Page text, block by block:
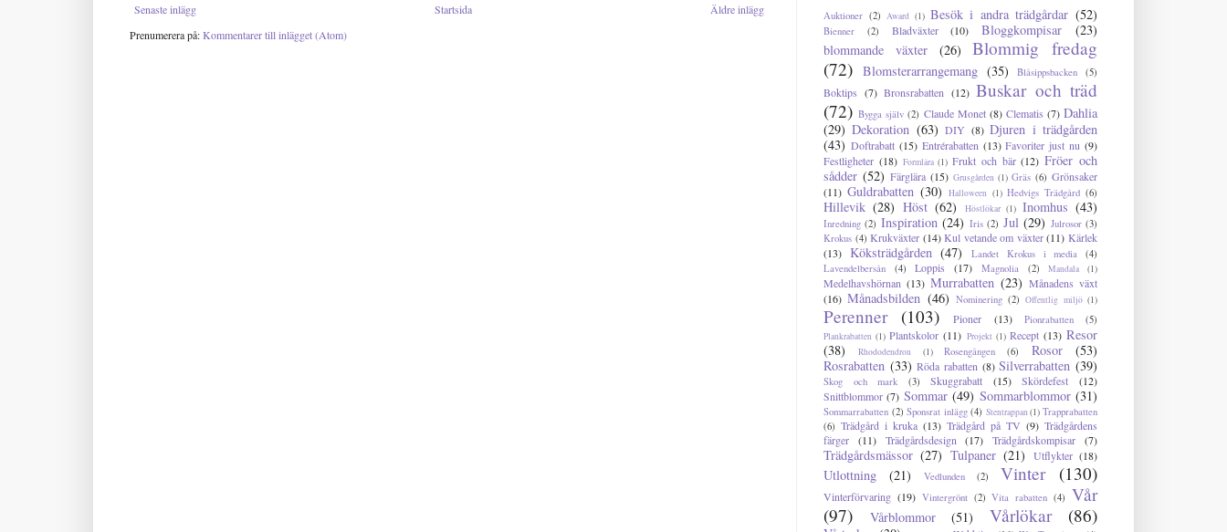
Senaste inlägg Äldre inlägg
Startsida
Prenumerera på:Kommentarer till inlägget (Atom)
Auktioner (2) Award (1) Besök i andra trädgårdar (52)
Bienner (2) Bladväxter (10) Bloggkompisar
(23)
blommande växter
(26)
Blommig fredag
(72) Blomsterarrangemang (35) Blåsippsbacken (5)
Boktips (7) Bronsrabatten (12) Buskar och träd
(72) Bygga själv (2) Claude Monet (8) Clematis (7) Dahlia
(29) Dekoration (63) DIY (8) Djuren i trädgården
(43) Doftrabatt (15) Entrérabatten (13) Favoriter just nu (9)
Festligheter (18) Formlära (1) Frukt och bär (12) Fröer och
sådder (52) Färglära (15) Grusgården (1) Gräs (6) Grönsaker
(11) Guldrabatten (30) Halloween (1) Hedvigs Trädgård (6)
Hillevik (28) Höst (62) Höstlökar (1) Inomhus (43)
Inredning (2) Inspiration (24) Iris (2) Jul (29) Julrosor (3)
Krokus (4) Krukväxter (14) Kul vetande om växter (11) Kärlek
(13) Köksträdgården (47) Landet Krokus i media
(4)
Lavendelbersån
(4) Loppis (17) Magnolia (2) Mandala (1)
Medelhavshörnan (13) Murrabatten (23) Månadens växt
(16) Månadsbilden (46) Nominering (2) Offentlig miljö (1)
Perenner (103) Pioner (13) Pionrabatten (5)
Plankrabatten (1) Plantskolor (11) Projekt (1) Recept (13) Resor
(38)
Rhododendron (1) Rosengången (6) Rosor
(53)
Rosrabatten (33) Röda rabatten (8) Silverrabatten (39)
Skog och mark (3) Skuggrabatt (15) Skördefest
(12)
Snittblommor (7) Sommar (49) Sommarblommor (31)
Sommarrabatten (2) Sponsrat inlägg (4) Stentrappan(1) Trapprabatten
(6) Trädgård i kruka (13) Trädgård på TV (9) Trädgårdens
färger
(11) Trädgårdsdesign (17) Trädgårdskompisar (7)
Trädgårdsmässor (27) Tulpaner (21) Utflykter (18)
Utlottning (21) Vedlunden (2) Vinter (130)
Vinterförvaring (19) Vintergrönt (2) Vita rabatten (4) Vår
(97)
Vårblommor (51) Vårlökar (86)